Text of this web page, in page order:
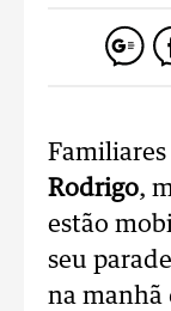
Familiares
Rodrigo,
estão
seu
na manhã